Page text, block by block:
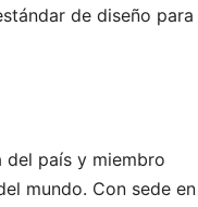
de diseño para
del país y miembro
mundo. Con sede en